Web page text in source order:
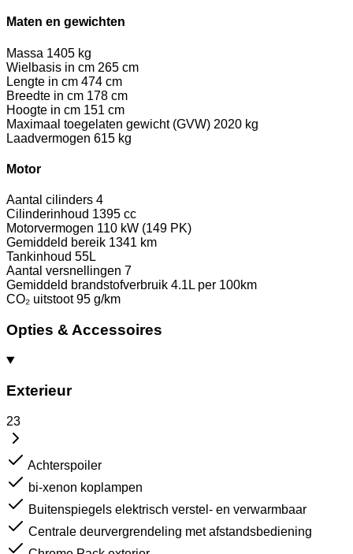
Maten en gewichten
Massa 1405 kg
Wielbasis in cm 265 cm
Lengte in cm 474 cm
Breedte in cm 178 cm
Hoogte in cm 151 cm
Maximaal toegelaten gewicht (GVW) 2020 kg
Laadvermogen 615 kg
Motor
Aantal cilinders 4
Cilinderinhoud 1395 cc
Motorvermogen 110 kW (149 PK)
Gemiddeld bereik 1341 km
Tankinhoud 55L
Aantal versnellingen 7
Gemiddeld brandstofverbruik 4.1L per 100km
CO₂ uitstoot 95 g/km
Opties & Accessoires
Exterieur
23
Achterspoiler
bi-xenon koplampen
Buitenspiegels elektrisch verstel- en verwarmbaar
Centrale deurvergrendeling met afstandsbediening